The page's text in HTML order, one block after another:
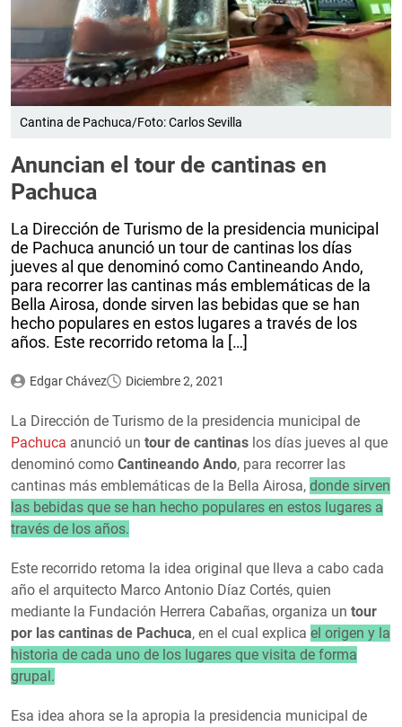
Cantina de Pachuca/Foto: Carlos Sevilla
Anuncian el tour de cantinas en
Pachuca
La Dirección de Turismo de la presidencia municipal
de Pachuca anunció un tour de cantinas los días
jueves al que denominó como Cantineando Ando,
para recorrer las cantinas más emblemáticas de la
Bella Airosa, donde sirven las bebidas que se han
hecho populares en estos lugares a través de los
años. Este recorrido retoma la […]
Edgar Chávez Diciembre 2, 2021
La Dirección de Turismo de la presidencia municipal de
Pachuca anunció un tour de cantinas los días jueves al que
denominó como Cantineando Ando, para recorrer las
cantinas más emblemáticas de la Bella Airosa, donde sirven
las bebidas que se han hecho populares en estos lugares a
través de los años.
Este recorrido retoma la idea original que lleva a cabo cada
año el arquitecto Marco Antonio Díaz Cortés, quien
mediante la Fundación Herrera Cabañas, organiza un tour
por las cantinas de Pachuca, en el cual explica el origen y la
historia de cada uno de los lugares que visita de forma
grupal.
Esa idea ahora se la apropia la presidencia municipal de